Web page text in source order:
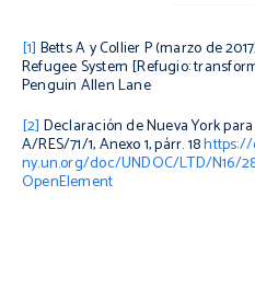
[1] Betts A y Collier P (marzo de
Refugee System [Refugio:
Penguin Allen Lane
[2] Declaración de Nueva York
A/RES/71/1, Anexo 1, párr. 18
ny.un.org/doc/UNDOC/LTD/N16/
OpenElement